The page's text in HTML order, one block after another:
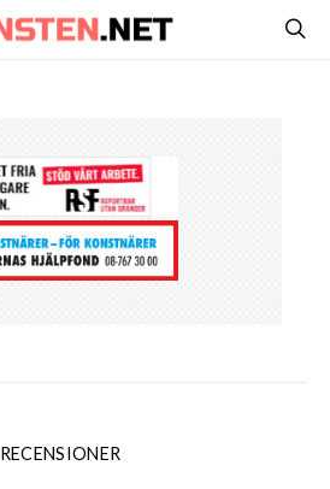
RECENSIONER